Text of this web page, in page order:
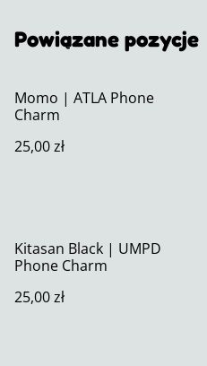
Powiązane pozycje
Momo | ATLA Phone
Charm
25,00 zł
Kitasan Black | UMPD
Phone Charm
25,00 zł